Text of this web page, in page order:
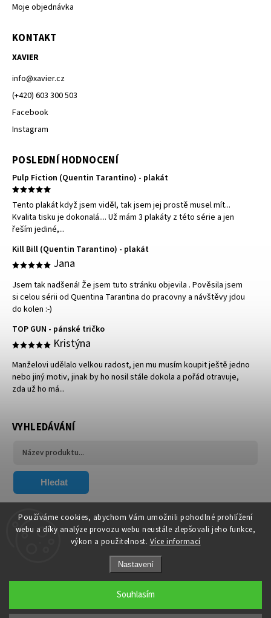
Používáme cookies, abychom Vám umožnili pohodlné prohlížení
webu a díky analýze provozu webu neustále zlepšovali jeho funkce,
výkon a použitelnost. Více informací
Nastavení
Souhlasím
Moje objednávka
KONTAKT
XAVIER
info@xavier.cz
(+420) 603 300 503
Facebook
Instagram
POSLEDNÍ HODNOCENÍ
Pulp Fiction (Quentin Tarantino) - plakát
Tento plakát když jsem viděl, tak jsem jej prostě musel mít...
Kvalita tisku je dokonalá.... Už mám 3 plakáty z této série a jen
řeším jediné,...
Kill Bill (Quentin Tarantino) - plakát
Jana
Jsem tak nadšená! Že jsem tuto stránku objevila . Pověsila jsem
si celou sérii od Quentina Tarantina do pracovny a návštěvy jdou
do kolen :-)
TOP GUN - pánské tričko
Kristýna
Manželovi udělalo velkou radost, jen mu musím koupit ještě jedno
nebo jiný motiv, jinak by ho nosil stále dokola a pořád otravuje,
zda už ho má...
VYHLEDÁVÁNÍ
Hledat
FACEBOOK
Upravit nastavení cookies